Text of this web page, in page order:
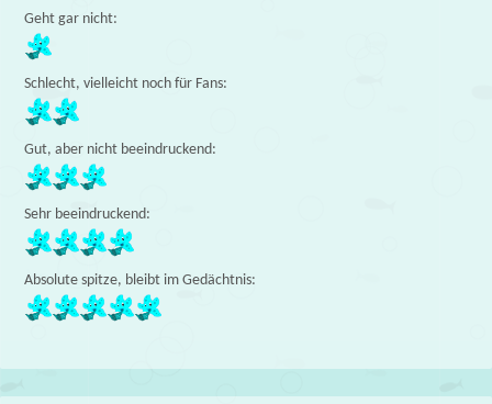
Geht gar nicht:
Schlecht, vielleicht noch für Fans:
Gut, aber nicht beeindruckend:
Sehr beeindruckend:
Absolute spitze, bleibt im Gedächtnis: